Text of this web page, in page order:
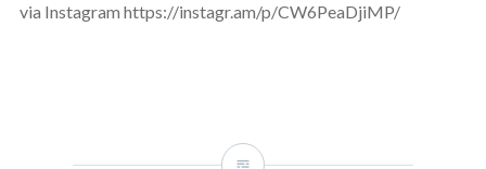
via Instagram https://instagr.am/p/CW6PeaDjiMP/